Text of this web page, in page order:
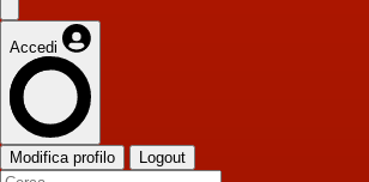
Accedi
Modifica profilo Logout